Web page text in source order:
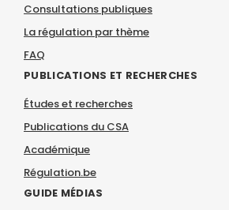
Consultations publiques
La régulation par thème
FAQ
PUBLICATIONS ET RECHERCHES
Études et recherches
Publications du CSA
Académique
Régulation.be
GUIDE MÉDIAS